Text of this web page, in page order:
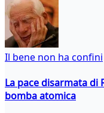
Il bene non ha confini
La pace disarmata di
bomba atomica